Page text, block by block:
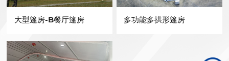
大型篷房-B餐厅篷房 多功能多拱形篷房